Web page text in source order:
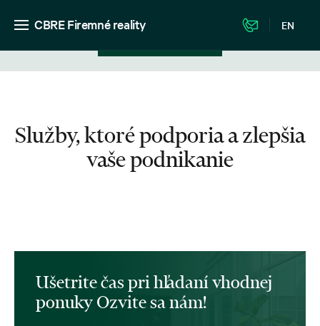
CBRE Firemné reality EN
Služby, ktoré podporia a zlepšia
vaše podnikanie
Ušetrite čas pri hľadaní vhodnej
ponuky Ozvite sa nám!